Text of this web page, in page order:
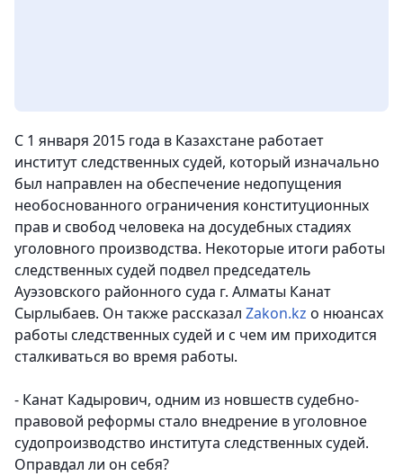
С 1 января 2015 года в Казахстане работает
институт следственных судей, который изначально
был направлен на обеспечение недопущения
необоснованного ограничения конституционных
прав и свобод человека на досудебных стадиях
уголовного производства. Некоторые итоги работы
следственных судей подвел председатель
Ауэзовского районного суда г. Алматы Канат
Сырлыбаев. Он также рассказал Zakon.kz о нюансах
работы следственных судей и с чем им приходится
сталкиваться во время работы.
- Канат Кадырович, одним из новшеств судебно-
правовой реформы стало внедрение в уголовное
судопроизводство института следственных судей.
Оправдал ли он себя?